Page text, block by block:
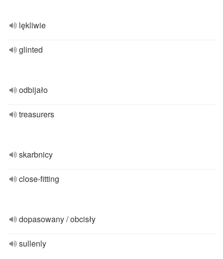
lękliwie
glinted
odbijało
treasurers
skarbnicy
close-fitting
dopasowany / obcisły
sullenly